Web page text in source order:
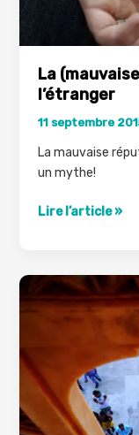
La
l’étranger
11 septembre
La mauvaise
un mythe!
La
du
Français
à
Lire l’article »